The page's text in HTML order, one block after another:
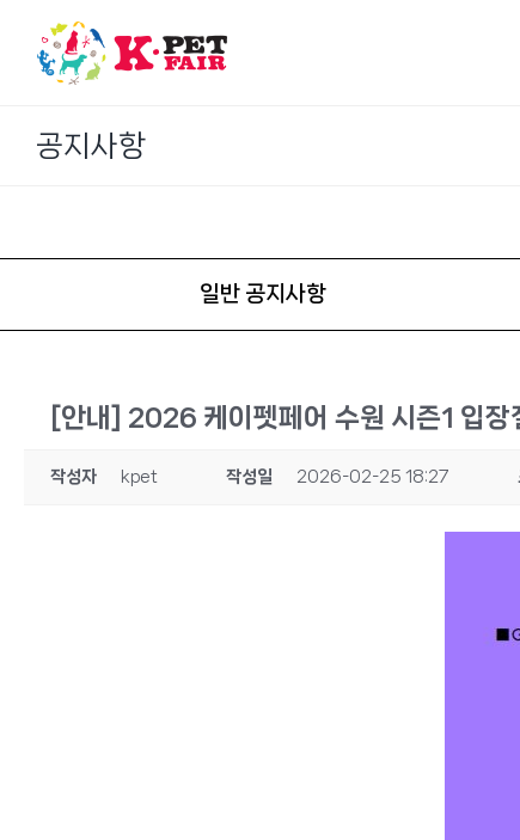
content
공지사항
일반 공지사항
[안내] 2026 케이펫페어 수원 시즌1 입장
작성자 kpet 작성일 2026-02-25 18:27